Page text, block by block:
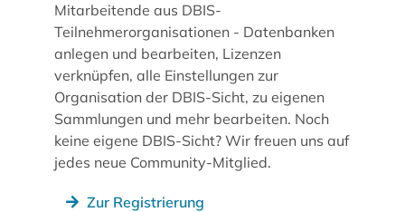
Mitarbeitende aus DBIS-
Teilnehmerorganisationen - Datenbanken
anlegen und bearbeiten, Lizenzen
verknüpfen, alle Einstellungen zur
Organisation der DBIS-Sicht, zu eigenen
Sammlungen und mehr bearbeiten. Noch
keine eigene DBIS-Sicht? Wir freuen uns auf
jedes neue Community-Mitglied.
Zur Registrierung